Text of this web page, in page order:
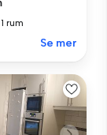
|1 rum
Se mer